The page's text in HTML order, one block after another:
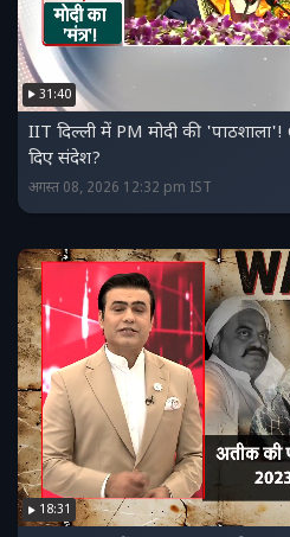
31:40
IIT दिल्ली में PM मोदी की
दिए संदेश?
अगस्त 08, 2026 12:32 pm IST
18:31